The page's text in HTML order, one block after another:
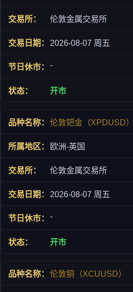
伦敦金属交易所
2026-08-07 周五
-
开市
伦敦钯金（XPDUSD）
欧洲-英国
伦敦金属交易所
2026-08-07 周五
-
开市
伦敦铜（XCUUSD）